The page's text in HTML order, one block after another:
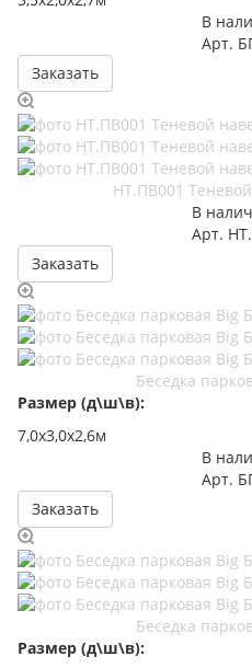
В
Арт.
Заказать
НТ.ПВ001
В
Арт.
Заказать
Беседка
Размер (д\ш\в):
7,0х3,0х2,6м
В
Арт.
Заказать
Беседка
Размер (д\ш\в):